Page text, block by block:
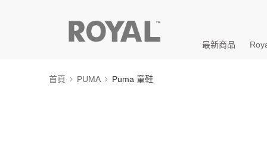
最新商品
首頁 PUMA Puma 童鞋